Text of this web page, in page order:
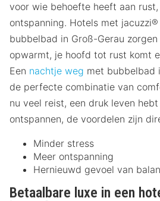
voor wie behoefte heeft aan
ontspanning. Hotels met
bubbelbad in Groß-Gerau
opwarmt, je hoofd tot rust komt
Een nachtje weg met bubbelbad
de perfecte combinatie van
nu veel reist, een druk leven
ontspannen, de voordelen zijn
Minder stress
Meer ontspanning
Hernieuwd gevoel van
Betaalbare luxe in een